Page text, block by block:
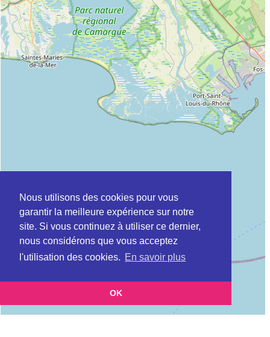
Nous utilisons des cookies pour vous
garantir la meilleure expérience sur notre
site. Si vous continuez à utiliser ce dernier,
nous considérons que vous acceptez
l'utilisation des cookies. En savoir plus
OK